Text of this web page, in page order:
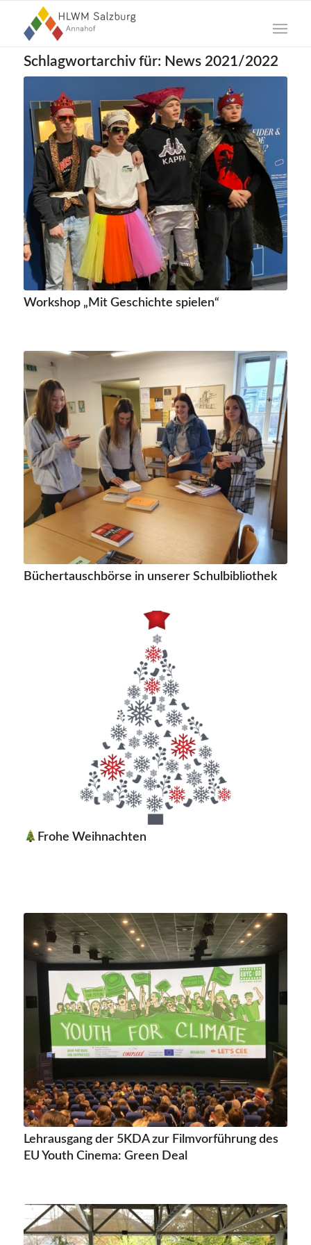
Schlagwortarchiv für: News 2021/2022
Workshop „Mit Geschichte spielen“
Büchertauschbörse in unserer Schulbibliothek
Frohe Weihnachten
Lehrausgang der 5KDA zur Filmvorführung des
EU Youth Cinema: Green Deal